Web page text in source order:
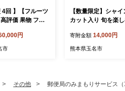
4回 】【フルーツ
評価 果物 フル
知火 スイカ ぶ
シャインマスカ
定期 定期便 フ
円
市
【数量限定】シャイ
カット入り 旬を楽
くだもの ぶどう ブド
萄 種なし 熊本県 玉
寄附金額 14,000円
熊本県玉名市
その他 郵便局のみまもりサービス